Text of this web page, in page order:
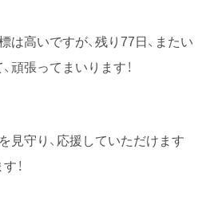
は高いですが、残り77日、またい
頑張ってまいります！
見守り、応援していただけます
！